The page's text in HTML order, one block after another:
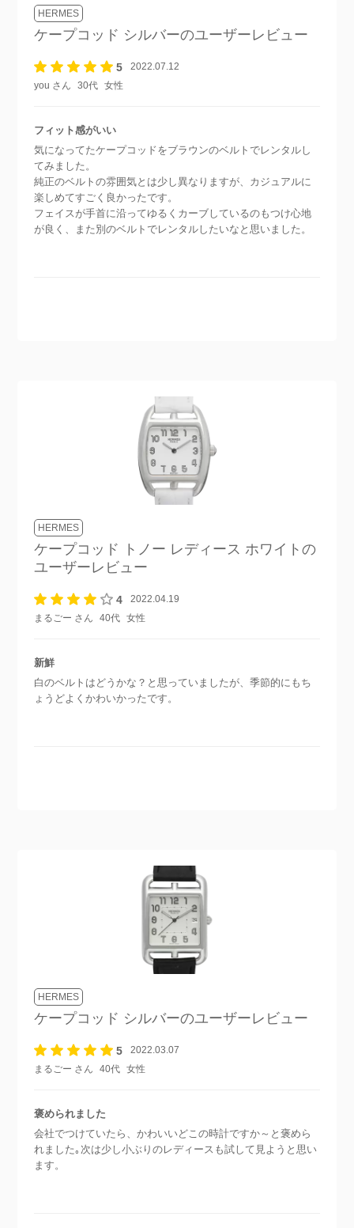
HERMES
ケープコッド シルバーのユーザーレビュー
5
2022.07.12
you さん
30代 女性
フィット感がいい
気になってたケープコッドをブラウンのベルトでレンタルし
てみました。
純正のベルトの雰囲気とは少し異なりますが、カジュアルに
楽しめてすごく良かったです。
フェイスが手首に沿ってゆるくカーブしているのもつけ心地
が良く、また別のベルトでレンタルしたいなと思いました。
HERMES
ケープコッド トノー レディース ホワイト の
ユーザーレビュー
4
2022.04.19
まるごー さん
40代 女性
新鮮
白のベルトはどうかな？と思っていましたが、季節的にもち
ょうどよくかわいかったです。
HERMES
ケープコッド シルバーのユーザーレビュー
5
2022.03.07
まるごー さん
40代 女性
褒められました
会社でつけていたら、かわいいどこの時計ですか～と褒めら
れました｡次は少し小ぶりのレディースも試して見ようと思い
ます。